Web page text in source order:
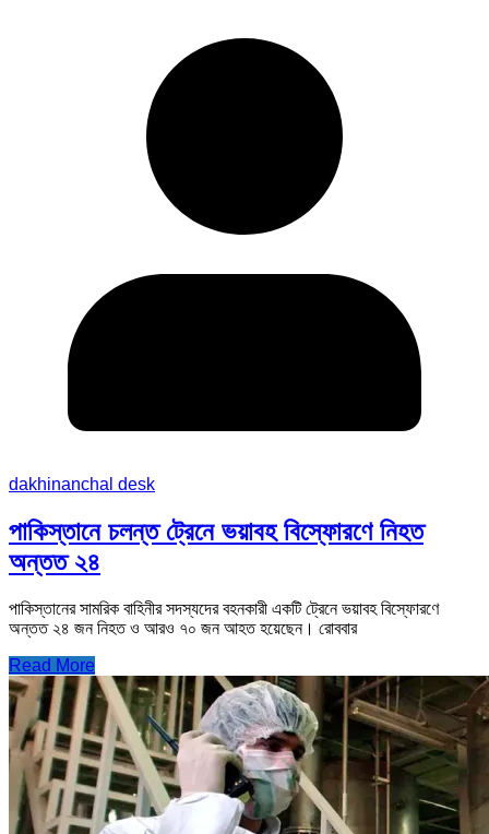
dakhinanchal desk
পাকিস্তানে চলন্ত ট্রেনে ভয়াবহ বিস্ফোরণে নিহত
অন্তত ২৪
পাকিস্তানের সামরিক বাহিনীর সদস্যদের বহনকারী একটি ট্রেনে ভয়াবহ বিস্ফোরণে
অন্তত ২৪ জন নিহত ও আরও ৭০ জন আহত হয়েছেন। রোববার
Read More